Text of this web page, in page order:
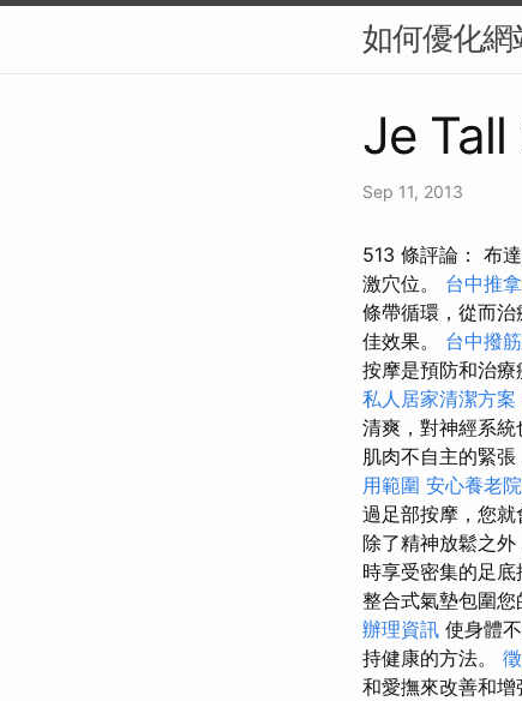
如何優化網
Je
Sep 11, 2013
513 條評論： 布
激穴位。 台中推
條帶循環，從而治
佳效果。 台中撥
按摩是預防和治
私人居家清潔方案
清爽，對神經系
肌肉不自主的緊
用範圍 安心養老
過足部按摩，您就
除了精神放鬆之
時享受密集的足底
整合式氣墊包圍您
辦理資訊 使身體
持健康的方法。
和愛撫來改善和增